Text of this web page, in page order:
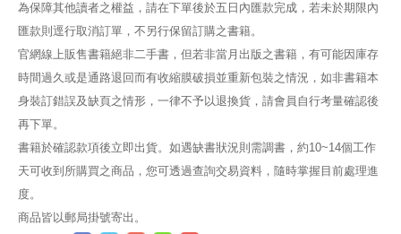
為保障其他讀者之權益，請在下單後於五日內匯款完成，若未於期限內
匯款則逕行取消訂單，不另行保留訂購之書籍。
官網線上販售書籍絕非二手書，但若非當月出版之書籍，有可能因庫存
時間過久或是通路退回而有收縮膜破損並重新包裝之情況，如非書籍本
身裝訂錯誤及缺頁之情形，一律不予以退換貨，請會員自行考量確認後
再下單。
書籍於確認款項後立即出貨。如遇缺書狀況則需調書，約10~14個工作
天可收到所購買之商品，您可透過查詢交易資料，隨時掌握目前處理進
度。
商品皆以郵局掛號寄出。